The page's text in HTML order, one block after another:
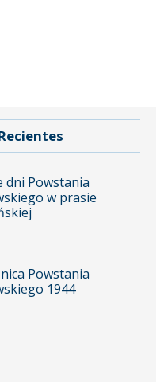
dni Powstania
w prasie
Powstania
1944